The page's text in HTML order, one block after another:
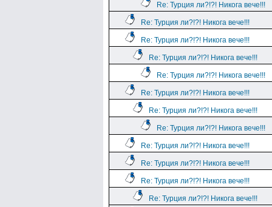
Re: Турция ли?!?! Никога вече!!!
Re: Турция ли?!?! Никога вече!!!
Re: Турция ли?!?! Никога вече!!!
Re: Турция ли?!?! Никога вече!!!
Re: Турция ли?!?! Никога вече!!!
Re: Турция ли?!?! Никога вече!!!
Re: Турция ли?!?! Никога вече!!!
Re: Турция ли?!?! Никога вече!!!
Re: Турция ли?!?! Никога вече!!!
Re: Турция ли?!?! Никога вече!!!
Re: Турция ли?!?! Никога вече!!!
Re: Турция ли?!?! Никога вече!!!